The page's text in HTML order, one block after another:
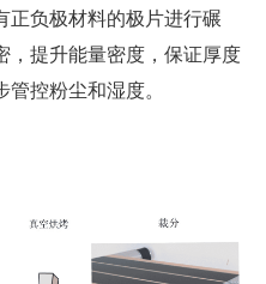
正负极材料的极片进行碾
，提升能量密度，保证厚度
控粉尘和湿度。